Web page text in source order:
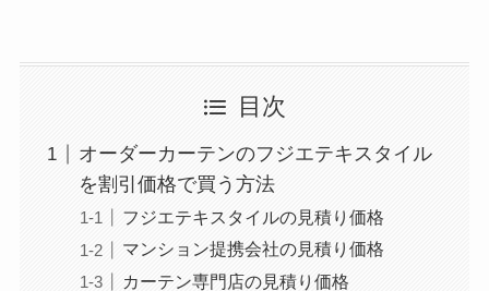
目次
オーダーカーテンのフジエテキスタイル
を割引価格で買う方法
フジエテキスタイルの見積り価格
マンション提携会社の見積り価格
カーテン専門店の見積り価格